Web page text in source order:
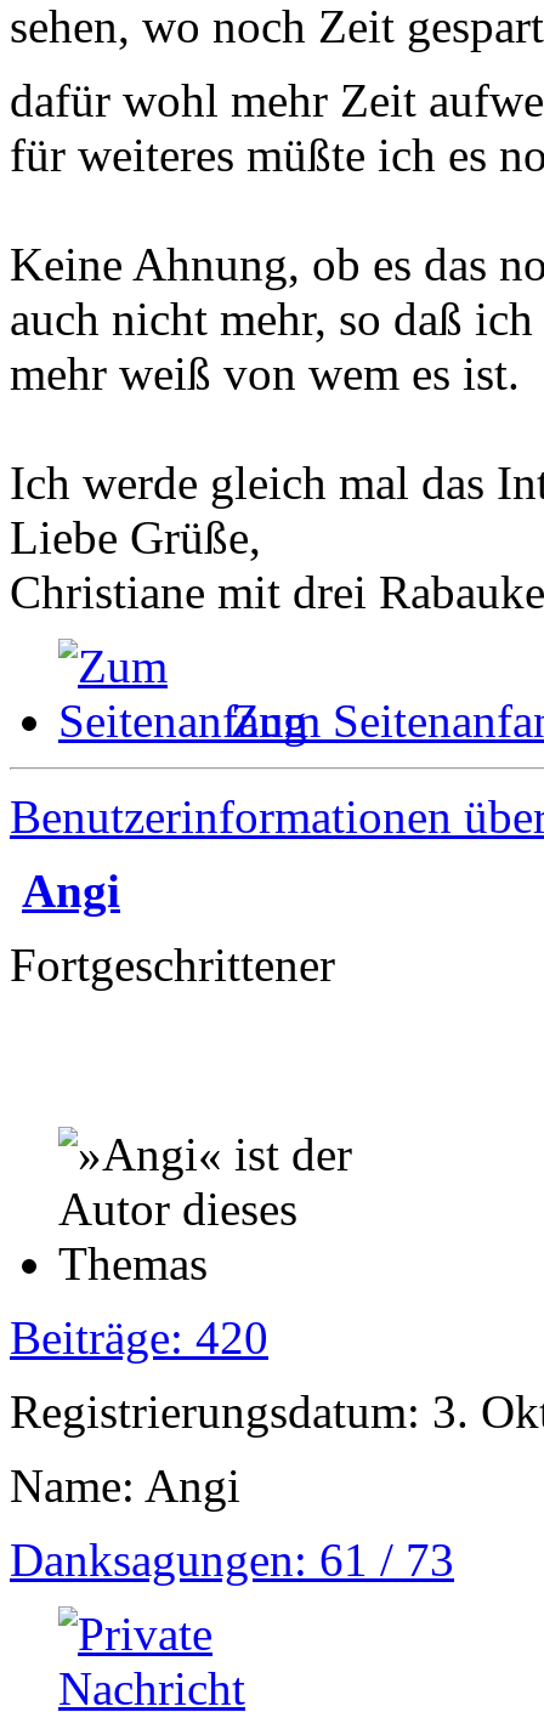
sehen, wo noch Zeit
dafür wohl mehr Zeit
für weiteres müßte ich es
Keine Ahnung, ob es das
auch nicht mehr, so daß
mehr weiß von wem es ist.
Ich werde gleich mal das
Liebe Grüße,
Christiane mit drei
Zum
Benutzerinformationen
Angi
Fortgeschrittener
Beiträge: 420
Registrierungsdatum: 3.
Name: Angi
Danksagungen: 61 / 73